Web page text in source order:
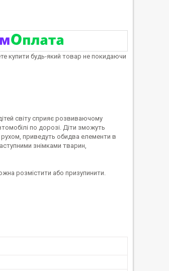
купити будь-який товар не покидаючи
світу сприяє розвиваючому
по дорозі. Діти зможуть
приведуть обидва елементи в
знімками тварин,
розмістити або призупинити.